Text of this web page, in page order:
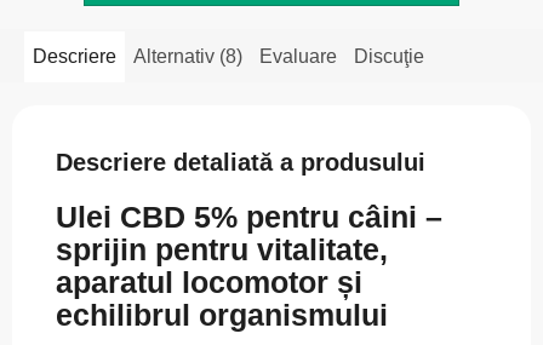
Descriere Alternativ (8) Evaluare Discuţie
Descriere detaliată a produsului
Ulei CBD 5% pentru câini –
sprijin pentru vitalitate,
aparatul locomotor și
echilibrul organismului